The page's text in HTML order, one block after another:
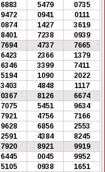
6883 5479
0735
9472 0941
0111
0874 1427
3619
8401 7238
0939
7694 4737
7665
6423 2366
1379
6346 3399
7411
5194 1090
2022
3403 4848
1117
0367 8126
6674
7075 5451
9634
7921 4756
7166
9628 6856
2553
2591 4384
8245
7920 8921
9919
6445 0045
9952
5105 0938
1651